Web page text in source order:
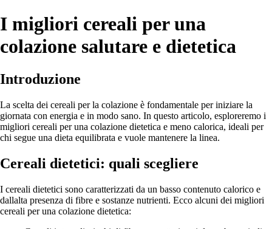
I migliori cereali per una
colazione salutare e dietetica
Introduzione
La scelta dei cereali per la colazione è fondamentale per iniziare la
giornata con energia e in modo sano. In questo articolo, esploreremo i
migliori cereali per una colazione dietetica e meno calorica, ideali per
chi segue una dieta equilibrata e vuole mantenere la linea.
Cereali dietetici: quali scegliere
I cereali dietetici sono caratterizzati da un basso contenuto calorico e
dallalta presenza di fibre e sostanze nutrienti. Ecco alcuni dei migliori
cereali per una colazione dietetica: